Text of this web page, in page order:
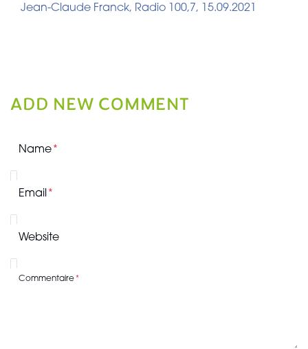
Jean-Claude Franck, Radio 100,7, 15.09.2021
ADD NEW COMMENT
Name
Email
Website
Commentaire